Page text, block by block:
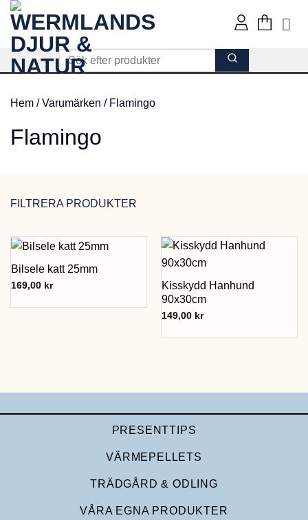
Skip
content
Hem /Varumärken / Flamingo
Flamingo
FILTRERA PRODUKTER
Bilsele katt 25mm
169,00 kr
Kisskydd Hanhund
90x30cm
149,00 kr
PRESENTTIPS
VÄRMEPELLETS
TRÄDGÅRD & ODLING
VÅRA EGNA PRODUKTER